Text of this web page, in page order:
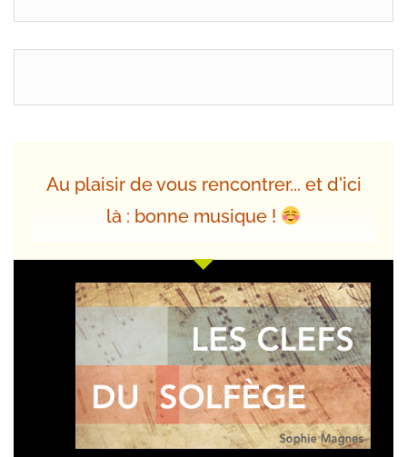
Au plaisir de vous rencontrer... et d'ici
là : bonne musique !